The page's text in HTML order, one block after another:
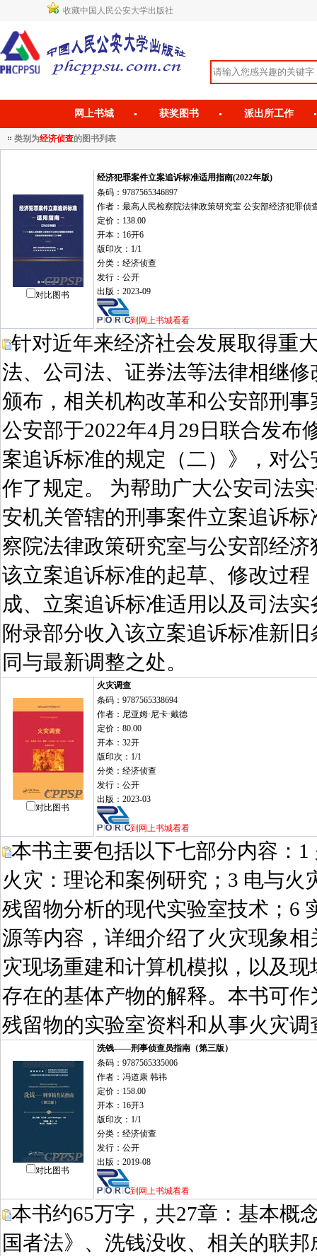
收藏中国人民公安大学出版社
网上书城 获奖图书 派出所工作
类别为经济侦查的图书列表
对比图书
经济犯罪案件立案追诉标准适用指南(2022年版)
条码：9787565346897
作者：最高人民检察院法律政策研究室 公安部经济犯罪侦
定价：138.00
开本：16开6
版印次：1/1
分类：经济侦查
发行：公开
出版：2023-09
到网上书城看看
针对近年来经济社会发展取得重
法、公司法、证券法等法律相继
颁布，相关机构改革和公安部刑
公安部于2022年4月29日联合发布
案追诉标准的规定（二）》，对
作了规定。 为帮助广大公安司法
安机关管辖的刑事案件立案追诉
察院法律政策研究室与公安部经
该立案追诉标准的起草、修改过
成、立案追诉标准适用以及司法
附录部分收入该立案追诉标准新
同与最新调整之处。
对比图书
火灾调查
条码：9787565338694
作者：尼亚姆·尼卡·戴德
定价：80.00
开本：32开
版印次：1/1
分类：经济侦查
发行：公开
出版：2023-03
到网上书城看看
本书主要包括以下七部分内容：
火灾：理论和案例研究；3 电与
残留物分析的现代实验室技术；6
源等内容，详细介绍了火灾现象
灾现场重建和计算机模拟，以及
存在的基体产物的解释。本书可
残留物的实验室资料和从事火灾
对比图书
洗钱——刑事侦查员指南（第三版）
条码：9787565335006
作者：冯道康 韩祎
定价：158.00
开本：16开3
版印次：1/1
分类：经济侦查
发行：公开
出版：2019-08
到网上书城看看
本书约65万字，共27章：基本概
国者法》、洗钱没收、相关的联